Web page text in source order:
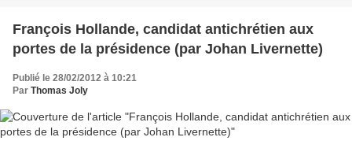
François Hollande, candidat antichrétien aux
portes de la présidence (par Johan Livernette)
Publié le 28/02/2012 à 10:21
Par Thomas Joly